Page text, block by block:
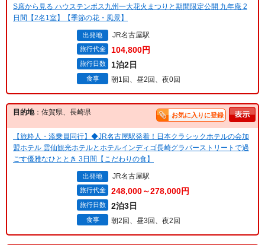
S席から見る ハウステンボス九州一大花火まつりと期間限定公開 九年庵 2
日間【2名1室】【季節の花・風景】
出発地 JR名古屋駅
旅行代金 104,800円
旅行日数 1泊2日
食事 朝1回、昼2回、夜0回
目的地：佐賀県、長崎県 お気に入りに登録
【旅粋人・添乗員同行】◆JR名古屋駅発着！日本クラシックホテルの会加
盟ホテル 雲仙観光ホテルとホテルインディゴ長崎グラバーストリートで過
ごす優雅なひととき 3日間【こだわりの食】
出発地 JR名古屋駅
旅行代金 248,000～278,000円
旅行日数 2泊3日
食事 朝2回、昼3回、夜2回